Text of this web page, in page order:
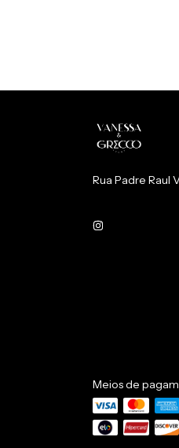
Rua Padre Raul
Meios de